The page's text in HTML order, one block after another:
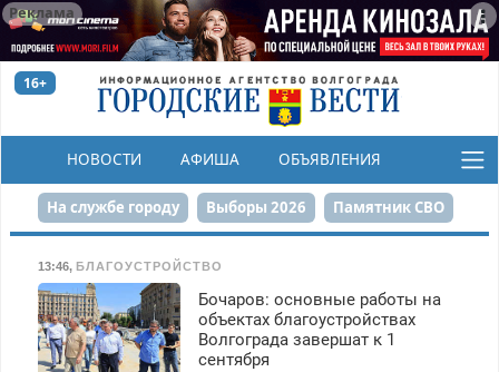
Реклама
16+
НОВОСТИ АФИША ОБЪЯВЛЕНИЯ
КОНКУРСЫ
На службе городу Выборы 2026 Памятник СВО
Сталинград в сердце
Набережная День Победы Реконструкция ЦПКиО
80-летие Победы Парк Героев-летчиков
13:46, БЛАГОУСТРОЙСТВО
Бочаров: основные работы на
объектах благоустройствах
Волгограда завершат к 1
сентября